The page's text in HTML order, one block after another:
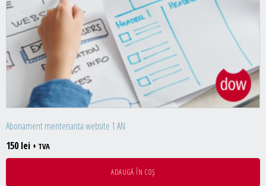
Abonament mentenanta website 1 AN
150lei + TVA
ADAUGĂ ÎN COȘ